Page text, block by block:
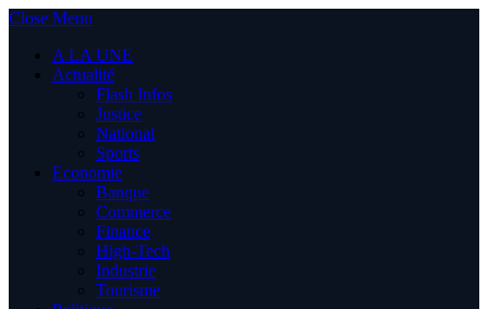
Close Menu
A LA UNE
Actualité
Flash Infos
Justice
National
Sports
Economie
Banque
Commerce
Finance
High-Tech
Industrie
Tourisme